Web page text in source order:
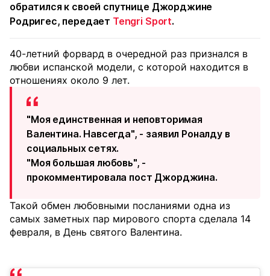
обратился к своей спутнице Джорджине
Родригес, передает Tengri Sport.
40-летний форвард в очередной раз признался в
любви испанской модели, с которой находится в
отношениях около 9 лет.
"Моя единственная и неповторимая
Валентина. Навсегда", - заявил Роналду в
социальных сетях.
"Моя большая любовь", -
прокомментировала пост Джорджина.
Такой обмен любовными посланиями одна из
самых заметных пар мирового спорта сделала 14
февраля, в День святого Валентина.